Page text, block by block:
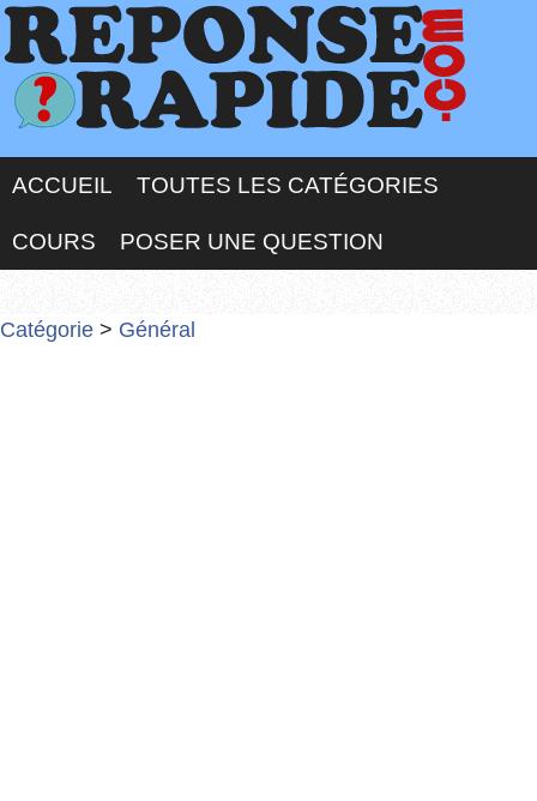
ACCUEIL TOUTES LES CATÉGORIES
COURS POSER UNE QUESTION
Catégorie > Général